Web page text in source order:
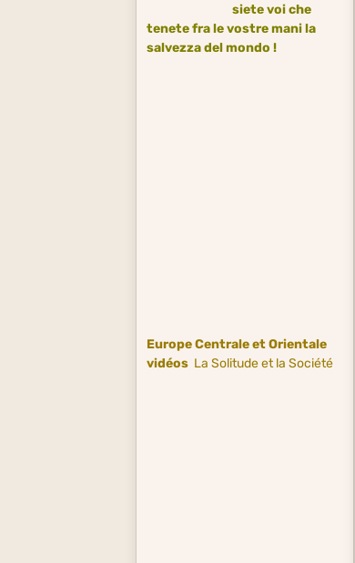
siete voi che
tenete fra le vostre mani la
salvezza del mondo !
Europe Centrale et Orientale
vidéos La Solitude et la Société